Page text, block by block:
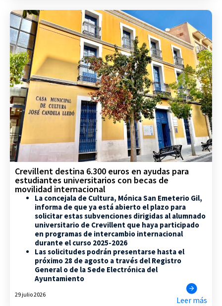
Crevillent destina 6.300 euros en ayudas para
estudiantes universitarios con becas de
movilidad internacional
La concejala de Cultura, Mónica San Emeterio Gil,
informa de que ya está abierto el plazo para
solicitar estas subvenciones dirigidas al alumnado
universitario de Crevillent que haya participado
en programas de intercambio internacional
durante el curso 2025-2026
Las solicitudes podrán presentarse hasta el
próximo 28 de agosto a través del Registro
General o de la Sede Electrónica del
Ayuntamiento
29 julio 2026
Leer más